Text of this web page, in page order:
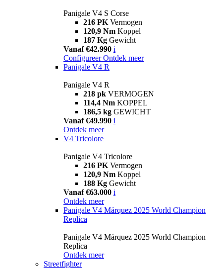
Panigale V4 S Corse
216 PK Vermogen
120,9 Nm Koppel
187 Kg Gewicht
Vanaf €42.990 i
Configureer Ontdek meer
Panigale V4 R
Panigale V4 R
218 pk VERMOGEN
114,4 Nm KOPPEL
186,5 kg GEWICHT
Vanaf €49.990 i
Ontdek meer
V4 Tricolore
Panigale V4 Tricolore
216 PK Vermogen
120,9 Nm Koppel
188 Kg Gewicht
Vanaf €63.000 i
Ontdek meer
Panigale V4 Márquez 2025 World Champion
Replica
Panigale V4 Márquez 2025 World Champion
Replica
Ontdek meer
Streetfighter